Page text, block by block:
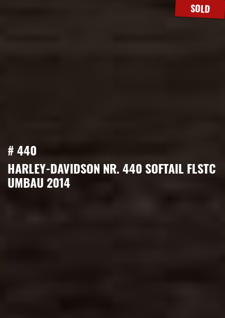
SOLD
# 440
HARLEY-DAVIDSON NR. 440 SOFTAIL FLSTC
UMBAU 2014